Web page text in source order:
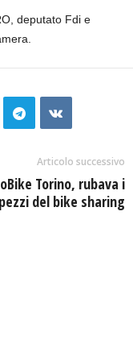
deputato Fdi e
Articolo successivo
Torino, rubava i
pezzi del bike sharing